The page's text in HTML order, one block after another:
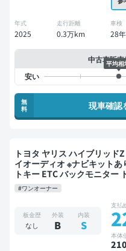
年式
2025
走行距離
0.3万km
車検
28
中古車販
平均相
無
料
現車確認
トヨタ ヤリス ハイブリッドZ 整備記録簿あり ディスプレ
イオーディオ ※ナビキット
トキー ETC バックモニター
#ワンオーナー
板金歴
なし
外装
B
内装
S
支払
本体
210